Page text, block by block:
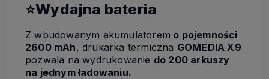
⭐Wydajna bateria
Z wbudowanym akumulatorem o pojemności
2600 mAh, drukarka termiczna GOMEDIA X9
pozwala na wydrukowanie do 200 arkuszy
na jednym ładowaniu.